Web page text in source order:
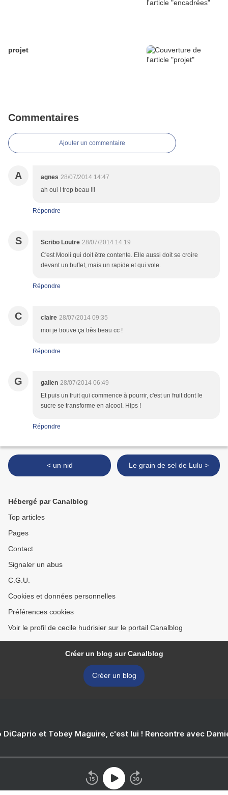
projet
Commentaires
Ajouter un commentaire
A agnes 28/07/2014 14:47
ah oui ! trop beau !!!
Répondre
S Scribo Loutre 28/07/2014 14:19
C'est Mooli qui doit être contente. Elle aussi doit se croire
devant un buffet, mais un rapide et qui vole.
Répondre
C claire 28/07/2014 09:35
moi je trouve ça très beau cc !
Répondre
G galien 28/07/2014 06:49
Et puis un fruit qui commence à pourrir, c'est un fruit dont le
sucre se transforme en alcool. Hips !
Répondre
< un nid Le grain de sel de Lulu >
Hébergé par Canalblog
Top articles
Pages
Contact
Signaler un abus
C.G.U.
Cookies et données personnelles
Préférences cookies
Voir le profil de cecile hudrisier sur le portail Canalblog
Créer un blog sur Canalblog
Créer un blog
DiCaprio et Tobey Maguire, c'est lui ! Rencontre avec